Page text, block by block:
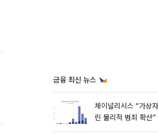
금융 최신 뉴스
체이널리시스 “가상
린 물리적 범죄 확산”